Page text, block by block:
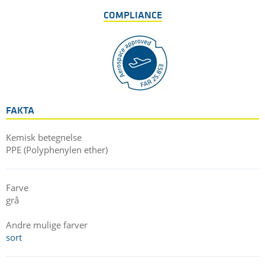
COMPLIANCE
FAKTA
Kemisk betegnelse
PPE (Polyphenylen ether)
Farve
grå
Andre mulige farver
sort